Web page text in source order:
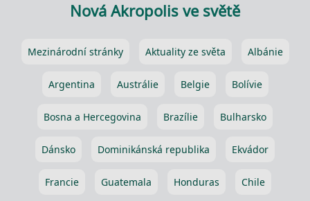
Nová Akropolis ve světě
Mezinárodní stránky Aktuality ze světa Albánie
Argentina Austrálie Belgie Bolívie
Bosna a Hercegovina Brazílie Bulharsko
Dánsko Dominikánská republika Ekvádor
Francie Guatemala Honduras Chile